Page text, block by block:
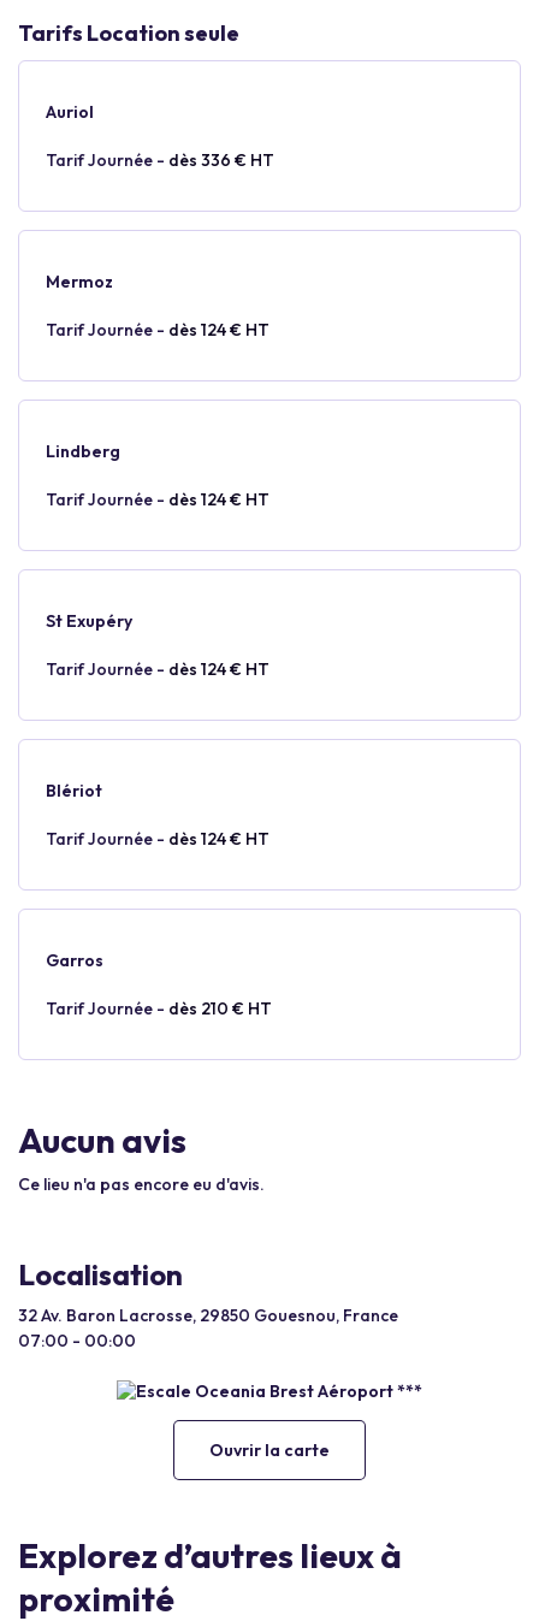
Tarifs Location seule
Auriol
Tarif Journée - dès 336 € HT
Mermoz
Tarif Journée - dès 124 € HT
Lindberg
Tarif Journée - dès 124 € HT
St Exupéry
Tarif Journée - dès 124 € HT
Blériot
Tarif Journée - dès 124 € HT
Garros
Tarif Journée - dès 210 € HT
Aucun avis
Ce lieu n'a pas encore eu d'avis.
Localisation
32 Av. Baron Lacrosse, 29850 Gouesnou, France
07:00 - 00:00
Ouvrir la carte
Explorez d’autres lieux à
proximité